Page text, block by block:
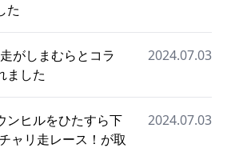
た
がしまむらとコラ
ました
2024.07.03
ンヒルをひたすら下
ャリ走レース！が取
2024.07.03